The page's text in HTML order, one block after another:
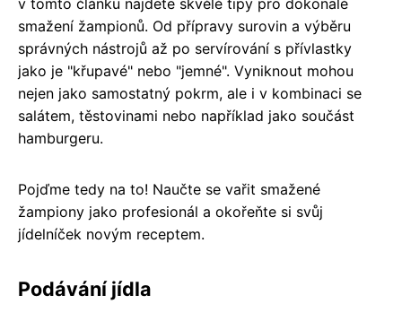
smažení žampionů. Od přípravy surovin a výběru
správných nástrojů až po servírování s přívlastky
jako je "křupavé" nebo "jemné". Vyniknout mohou
nejen jako samostatný pokrm, ale i v kombinaci se
salátem, těstovinami nebo například jako součást
hamburgeru.
Pojďme tedy na to! Naučte se vařit smažené
žampiony jako profesionál a okořeňte si svůj
jídelníček novým receptem.
Podávání jídla